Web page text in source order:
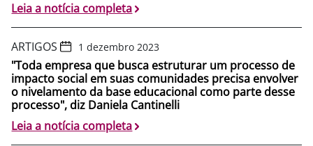
Leia a notícia completa
ARTIGOS 1 dezembro 2023
"Toda empresa que busca estruturar um processo de
impacto social em suas comunidades precisa envolver
o nivelamento da base educacional como parte desse
processo", diz Daniela Cantinelli
Leia a notícia completa